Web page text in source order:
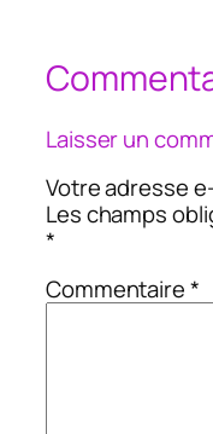
Laisser un
Votre adresse
Les champs
*
Commentaire*